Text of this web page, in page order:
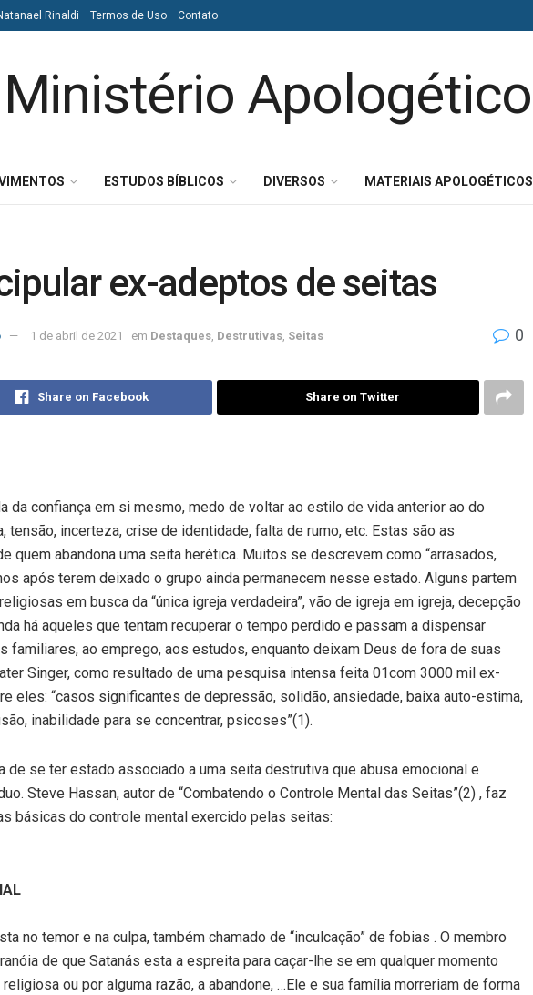
Rinaldi Termos de Uso Contato
ESTUDOS BÍBLICOS DIVERSOS MATERIAIS APOLOGÉTICOS
ex-adeptos de seitas
1 de abril de 2021 em Destaques Destrutivas Seitas 0
Share on Facebook Share on Twitter
da confiança em si mesmo, medo de voltar ao estilo de vida anterior ao do
tensão, incerteza, crise de identidade, falta de rumo, etc. Estas são as
quem abandona uma seita herética. Muitos se descrevem como “arrasados,
após terem deixado o grupo ainda permanecem nesse estado. Alguns partem
em busca da “única igreja verdadeira”, vão de igreja em igreja, decepção
há aqueles que tentam recuperar o tempo perdido e passam a dispensar
familiares, ao emprego, aos estudos, enquanto deixam Deus de fora de suas
Singer, como resultado de uma pesquisa intensa feita 01com 3000 mil ex-
eles: “casos significantes de depressão, solidão, ansiedade, baixa auto-estima,
inabilidade para se concentrar, psicoses”(1).
de se ter estado associado a uma seita destrutiva que abusa emocional e
Steve Hassan, autor de “Combatendo o Controle Mental das Seitas”(2) , faz
básicas do controle mental exercido pelas seitas:
no temor e na culpa, também chamado de “inculcação” de fobias . O membro
de que Satanás esta a espreita para caçar-lhe se em qualquer momento
ou por alguma razão, a abandone, …Ele e sua família morreriam de forma